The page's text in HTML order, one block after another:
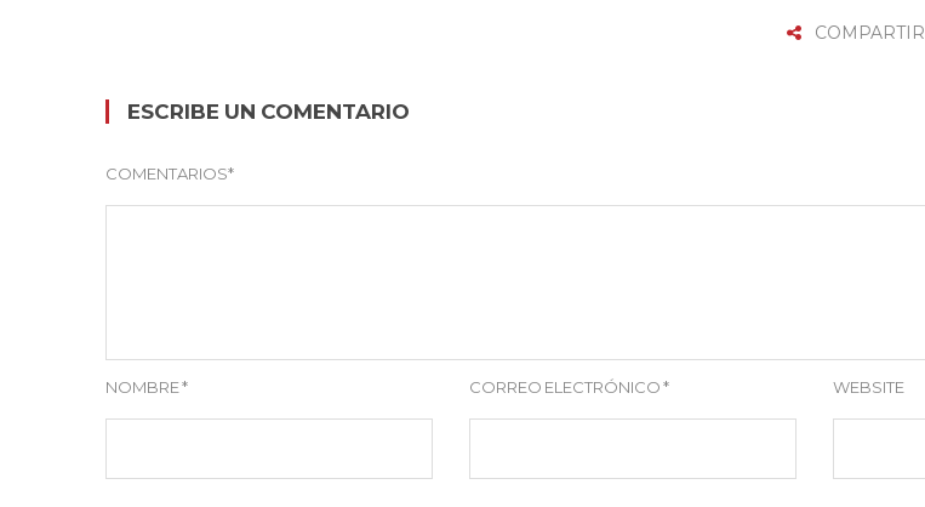
COMPARTIR
ESCRIBE UN COMENTARIO
COMENTARIOS*
NOMBRE* CORREO ELECTRÓNICO* WEBSITE